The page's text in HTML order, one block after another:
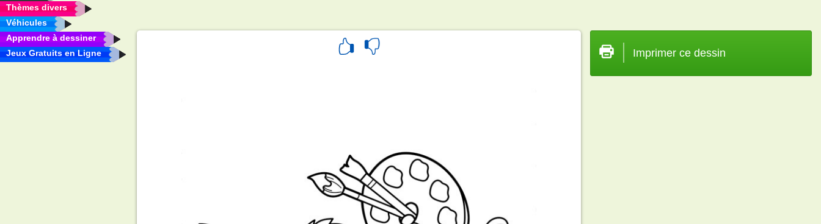
Thèmes divers
Véhicules
Apprendre à dessiner
Jeux Gratuits en Ligne
Imprimer ce dessin